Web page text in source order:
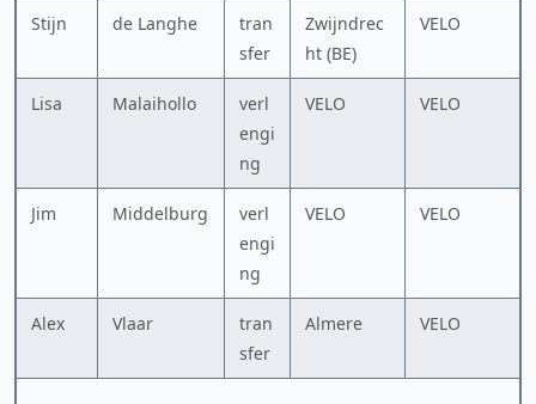
Stijn de Langhe
tran
sfer
Zwijndrec
ht (BE)
VELO
Lisa Malaihollo
verl
engi
ng
VELO VELO
Jim Middelburg
verl
engi
ng
VELO VELO
Alex Vlaar
tran
sfer
Almere VELO